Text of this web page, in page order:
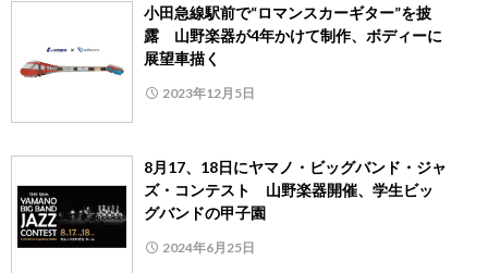
小田急線駅前で“ロマンスカーギター”を披
露 山野楽器が4年かけて制作、ボディーに
展望車描く
2023年12月5日
8月17、18日にヤマノ・ビッグバンド・ジャ
ズ・コンテスト 山野楽器開催、学生ビッ
グバンドの甲子園
2024年6月25日